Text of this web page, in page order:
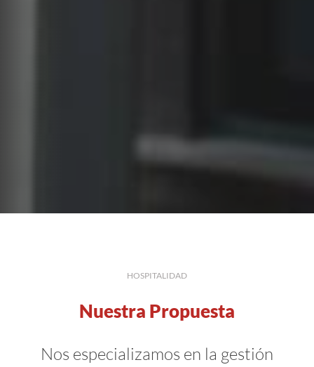
HOSPITALIDAD
Nuestra Propuesta
Nos especializamos en la gestión